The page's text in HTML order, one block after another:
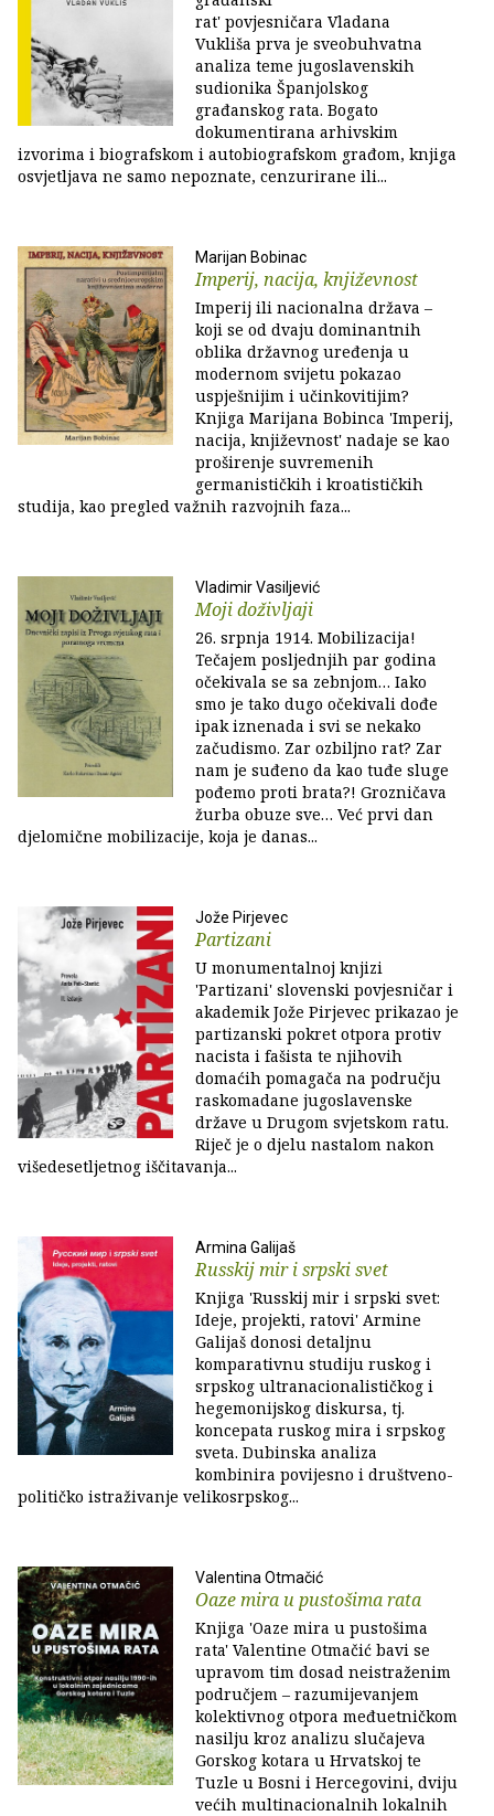
rat' povjesničara Vladana
Vukliša prva je sveobuhvatna
analiza teme jugoslavenskih
sudionika Španjolskog
građanskog rata. Bogato
dokumentirana arhivskim
izvorima i biografskom i autobiografskom građom, knjiga
osvjetljava ne samo nepoznate, cenzurirane ili...
Marijan Bobinac
Imperij, nacija, književnost
Imperij ili nacionalna država –
koji se od dvaju dominantnih
oblika državnog uređenja u
modernom svijetu pokazao
uspješnijim i učinkovitijim?
Knjiga Marijana Bobinca 'Imperij,
nacija, književnost' nadaje se kao
proširenje suvremenih
germanističkih i kroatističkih
studija, kao pregled važnih razvojnih faza...
Vladimir Vasiljević
Moji doživljaji
26. srpnja 1914. Mobilizacija!
Tečajem posljednjih par godina
očekivala se sa zebnjom… Iako
smo je tako dugo očekivali dođe
ipak iznenada i svi se nekako
začudismo. Zar ozbiljno rat? Zar
nam je suđeno da kao tuđe sluge
pođemo proti brata?! Grozničava
žurba obuze sve… Već prvi dan
djelomične mobilizacije, koja je danas...
Jože Pirjevec
Partizani
U monumentalnoj knjizi
'Partizani' slovenski povjesničar i
akademik Jože Pirjevec prikazao je
partizanski pokret otpora protiv
nacista i fašista te njihovih
domaćih pomagača na području
raskomadane jugoslavenske
države u Drugom svjetskom ratu.
Riječ je o djelu nastalom nakon
višedesetljetnog iščitavanja...
Armina Galijaš
Russkij mir i srpski svet
Knjiga 'Russkij mir i srpski svet:
Ideje, projekti, ratovi' Armine
Galijaš donosi detaljnu
komparativnu studiju ruskog i
srpskog ultranacionalističkog i
hegemonijskog diskursa, tj.
koncepata ruskog mira i srpskog
sveta. Dubinska analiza
kombinira povijesno i društveno-
političko istraživanje velikosrpskog...
Valentina Otmačić
Oaze mira u pustošima rata
Knjiga 'Oaze mira u pustošima
rata' Valentine Otmačić bavi se
upravom tim dosad neistraženim
područjem – razumijevanjem
kolektivnog otpora međuetničkom
nasilju kroz analizu slučajeva
Gorskog kotara u Hrvatskoj te
Tuzle u Bosni i Hercegovini, dviju
većih multinacionalnih lokalnih